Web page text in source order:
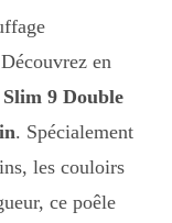
en
9 Double
. Spécialement
les couloirs
ce poêle